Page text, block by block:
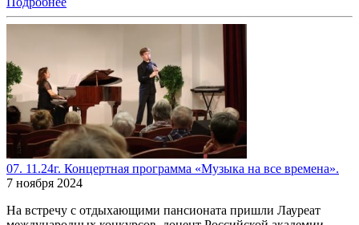
07. 11.24г. Концертная программа «Музыка на все времена».
7 ноября 2024
На встречу с отдыхающими пансионата пришли Лауреат